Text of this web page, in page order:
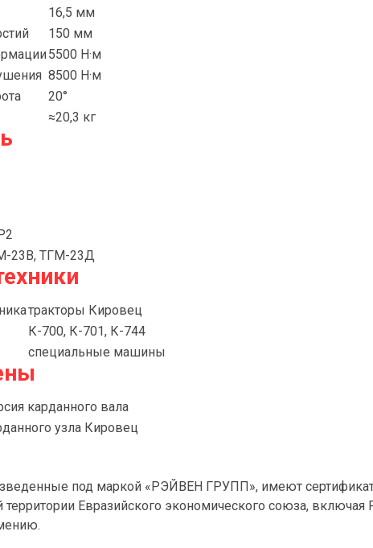
16,5 мм
150 мм
5500 Н·м
8500 Н·м
20°
≈20,3 кг
23В, ТГМ-23Д
тракторы Кировец
К-700, К-701, К-744
специальные машины
карданного вала
узла Кировец
под маркой «РЭЙВЕН ГРУПП», имеют сертификат
территории Евразийского экономического союза, включая